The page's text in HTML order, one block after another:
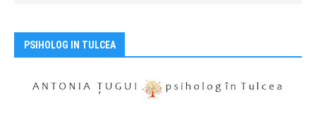
PSIHOLOG IN TULCEA